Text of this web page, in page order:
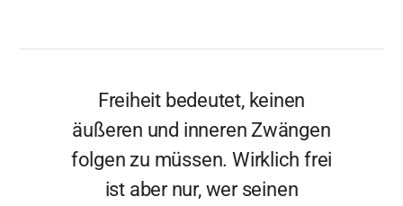
Freiheit bedeutet, keinen
äußeren und inneren Zwängen
folgen zu müssen. Wirklich frei
ist aber nur, wer seinen